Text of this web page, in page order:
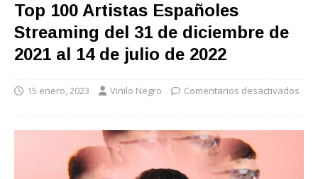
Top 100 Artistas Españoles
Streaming del 31 de diciembre de
2021 al 14 de julio de 2022
15 enero, 2023 Vinilo Negro Comentarios desactivados